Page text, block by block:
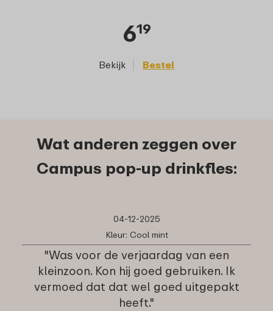
619
Bekijk Bestel
Wat anderen zeggen over
Campus pop-up drinkfles:
04-12-2025
Kleur: Cool mint
"Was voor de verjaardag van een
kleinzoon. Kon hij goed gebruiken. Ik
vermoed dat dat wel goed uitgepakt
heeft."